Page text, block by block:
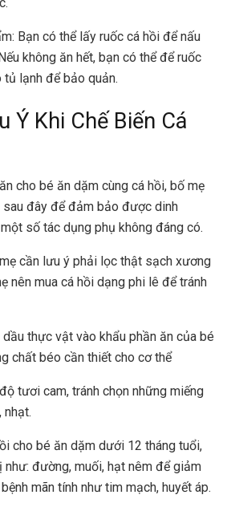
Bạn có thể lấy ruốc cá hồi để nấu
không ăn hết, bạn có thể để ruốc
lạnh để bảo quản.
Ý Khi Chế Biến Cá
cho bé ăn dặm cùng cá hồi, bố mẹ
đây để đảm bảo được dinh
số tác dụng phụ không đáng có.
cần lưu ý phải lọc thật sạch xương
nên mua cá hồi dạng phi lê để tránh
thực vật vào khẩu phần ăn của bé
chất béo cần thiết cho cơ thể
tươi cam, tránh chọn những miếng
nhạt.
cho bé ăn dặm dưới 12 tháng tuổi,
như: đường, muối, hạt nêm để giảm
mãn tính như tim mạch, huyết áp.